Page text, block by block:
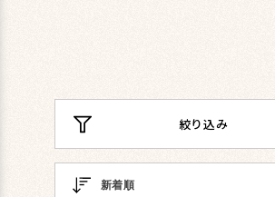
絞り込み